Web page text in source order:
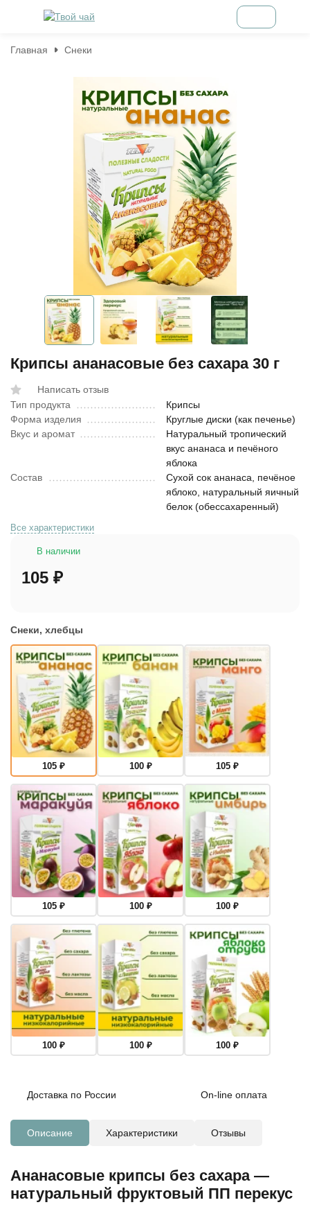
Главная Снеки
Крипсы ананасовые без сахара 30 г
Написать отзыв
Тип продукта
Крипсы
Форма изделия
Круглые диски (как печенье)
Вкус и аромат
Натуральный тропический
вкус ананаса и печёного
яблока
Состав
Сухой сок ананаса, печёное
яблоко, натуральный яичный
белок (обессахаренный)
Все характеристики
В наличии
105 ₽
Снеки, хлебцы
105₽ 100 ₽ 105 ₽
105₽ 100 ₽ 100 ₽
100₽ 100 ₽ 100 ₽
Доставка по России On-line оплата
Описание Характеристики Отзывы
Ананасовые крипсы без сахара —
натуральный фруктовый ПП перекус